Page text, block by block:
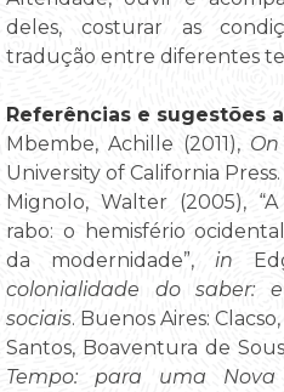
deles, costurar as
tradução entre diferentes
Referências e sugestões
Mbembe, Achille (2011),
University of California Press.
Mignolo, Walter (2005),
rabo: o hemisfério
da modernidade”, in
colonialidade do saber:
sociais. Buenos Aires:
Santos, Boaventura de
Tempo: para uma